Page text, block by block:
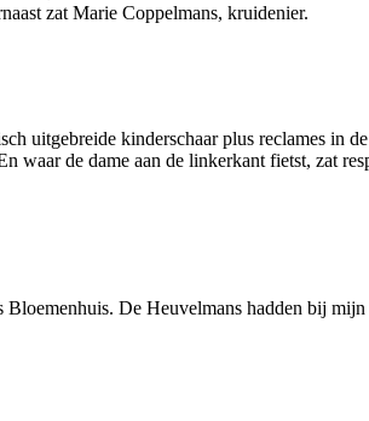
zat Marie Coppelmans, kruidenier.
uitgebreide kinderschaar plus reclames in
de dame aan de linkerkant fietst, zat
De Heuvelmans hadden bij